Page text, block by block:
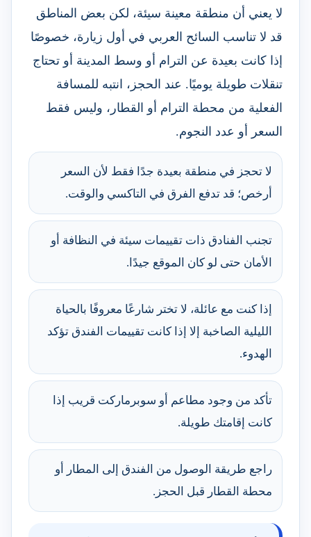
لا يعني أن منطقة معينة سيئة، لكن بعض المناطق
قد لا تناسب السائح العربي في أول زيارة، خصوصًا
إذا كانت بعيدة عن الترام أو وسط المدينة أو تحتاج
تنقلات طويلة يوميًا. عند الحجز، انتبه للمسافة
الفعلية من محطة الترام أو القطار، وليس فقط
السعر أو عدد النجوم.
لا تحجز في منطقة بعيدة جدًا فقط لأن السعر
أرخص؛ قد تدفع الفرق في التاكسي والوقت.
تجنب الفنادق ذات تقييمات سيئة في النظافة أو
الأمان حتى لو كان الموقع جيدًا.
إذا كنت مع عائلة، لا تختر شارعًا معروفًا بالحياة
الليلية الصاخبة إلا إذا كانت تقييمات الفندق تؤكد
الهدوء.
تأكد من وجود مطاعم أو سوبرماركت قريب إذا
كانت إقامتك طويلة.
راجع طريقة الوصول من الفندق إلى المطار أو
محطة القطار قبل الحجز.